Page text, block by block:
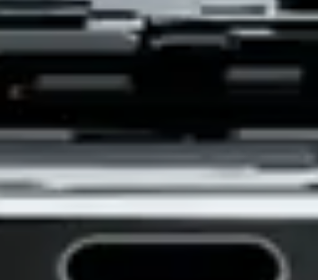
Vượt xa việc sử dụng
hàng ngày